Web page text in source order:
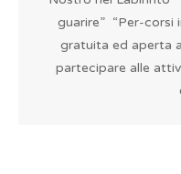
guarire” “Per-corsi
gratuita ed aperta
partecipare alle